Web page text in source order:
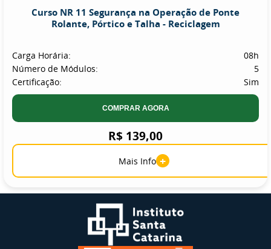
Curso NR 11 Segurança na Operação de Ponte
Rolante, Pórtico e Talha - Reciclagem
Carga Horária:
08h
Número de Módulos:
5
Certificação:
Sim
COMPRAR AGORA
R$ 139,00
Mais Info +